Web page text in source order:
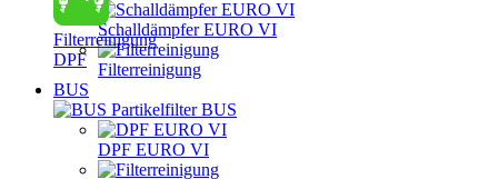
Filterreinigung
DPF
Schalldämpfer EURO VI
Filterreinigung
BUS
Partikelfilter BUS
DPF EURO VI